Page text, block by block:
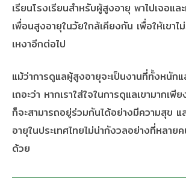
เรียนโรงเรียนสำหรับผู้สูงอายุ พาไปเจอแ
เพื่อนสูงอายุในวัยใกล้เคียงกัน เพื่อให้เขาไ
เหงาอีกต่อไป
แม้ว่าการดูแลผู้สูงอายุจะเป็นงานที่ทั้งหนัก
เถอะว่า หากเราใส่ใจในการดูแลเขามากเพี
ก็จะสามารถอยู่ร่วมกันได้อย่างมีความสุข แ
อายุในประเทศไทยไม่น่ากังวลอย่างที่หลาย
ด้วย